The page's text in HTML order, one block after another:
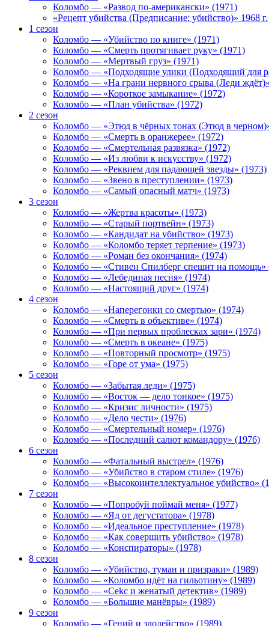
Коломбо — «Развод по-американски» (1971)
«Рецепт убийства (Предписание: убийство)» 1968 г.
1 сезон
Коломбо — «Убийство по книге» (1971)
Коломбо — «Смерть протягивает руку» (1971)
Коломбо — «Мертвый груз» (1971)
Коломбо — «Подходящие улики (Подходящий для
Коломбо — «На грани нервного срыва (Леди
Коломбо — «Короткое замыкание» (1972)
Коломбо — «План убийства» (1972)
2 сезон
Коломбо — «Этюд в чёрных тонах (Этюд в
Коломбо — «Смерть в оранжерее» (1972)
Коломбо — «Смертельная развязка» (1972)
Коломбо — «Из любви к искусству» (1972)
Коломбо — «Реквием для падающей звезды» (1973)
Коломбо — «Звено в преступлении» (1973)
Коломбо — «Самый опасный матч» (1973)
3 сезон
Коломбо — «Жертва красоты» (1973)
Коломбо — «Старый портвейн» (1973)
Коломбо — «Кандидат на убийство» (1973)
Коломбо — «Коломбо теряет терпение» (1973)
Коломбо — «Роман без окончания» (1974)
Коломбо — «Стивен Спилберг спешит на помощь»
Коломбо — «Лебединая песня» (1974)
Коломбо — «Настоящий друг» (1974)
4 сезон
Коломбо — «Наперегонки со смертью» (1974)
Коломбо — «Смерть в объективе» (1974)
Коломбо — «При первых проблесках зари» (1974)
Коломбо — «Смерть в океане» (1975)
Коломбо — «Повторный просмотр» (1975)
Коломбо — «Горе от ума» (1975)
5 сезон
Коломбо — «Забытая леди» (1975)
Коломбо — «Восток — дело тонкое» (1975)
Коломбо — «Кризис личности» (1975)
Коломбо — «Дело чести» (1976)
Коломбо — «Смертельный номер» (1976)
Коломбо — «Последний салют командору» (1976)
6 сезон
Коломбо — «Фатальный выстрел» (1976)
Коломбо — «Убийство в старом стиле» (1976)
Коломбо — «Высокоинтеллектуальное убийство»
7 сезон
Коломбо — «Попробуй поймай меня» (1977)
Коломбо — «Яд от дегустатора» (1978)
Коломбо — «Идеальное преступление» (1978)
Коломбо — «Как совершить убийство» (1978)
Коломбо — «Конспираторы» (1978)
8 сезон
Коломбо — «Убийство, туман и призраки» (1989)
Коломбо — «Коломбо идёт на гильотину» (1989)
Коломбо — «Cekc и женатый детектив» (1989)
Коломбо — «Большие манёвры» (1989)
9 сезон
Коломбо — «Гений и злодейство» (1989)